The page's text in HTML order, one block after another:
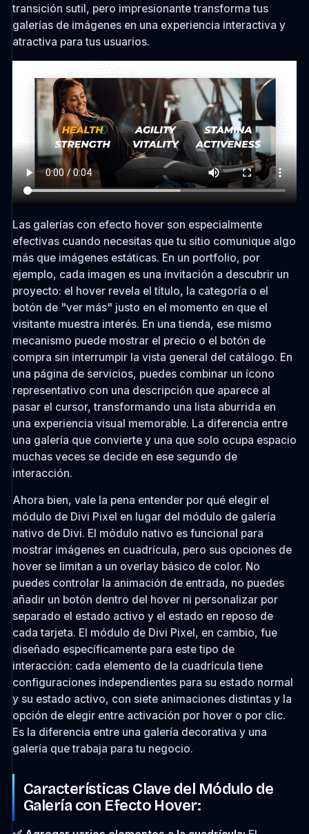
transición sutil, pero impresionante transforma tus
galerías de imágenes en una experiencia interactiva y
atractiva para tus usuarios.
Las galerías con efecto hover son especialmente
efectivas cuando necesitas que tu sitio comunique algo
más que imágenes estáticas. En un portfolio, por
ejemplo, cada imagen es una invitación a descubrir un
proyecto: el hover revela el título, la categoría o el
botón de "ver más" justo en el momento en que el
visitante muestra interés. En una tienda, ese mismo
mecanismo puede mostrar el precio o el botón de
compra sin interrumpir la vista general del catálogo. En
una página de servicios, puedes combinar un ícono
representativo con una descripción que aparece al
pasar el cursor, transformando una lista aburrida en
una experiencia visual memorable. La diferencia entre
una galería que convierte y una que solo ocupa espacio
muchas veces se decide en ese segundo de
interacción.
Ahora bien, vale la pena entender por qué elegir el
módulo de Divi Pixel en lugar del módulo de galería
nativo de Divi. El módulo nativo es funcional para
mostrar imágenes en cuadrícula, pero sus opciones de
hover se limitan a un overlay básico de color. No
puedes controlar la animación de entrada, no puedes
añadir un botón dentro del hover ni personalizar por
separado el estado activo y el estado en reposo de
cada tarjeta. El módulo de Divi Pixel, en cambio, fue
diseñado específicamente para este tipo de
interacción: cada elemento de la cuadrícula tiene
configuraciones independientes para su estado normal
y su estado activo, con siete animaciones distintas y la
opción de elegir entre activación por hover o por clic.
Es la diferencia entre una galería decorativa y una
galería que trabaja para tu negocio.
Características Clave del Módulo de
Galería con Efecto Hover: